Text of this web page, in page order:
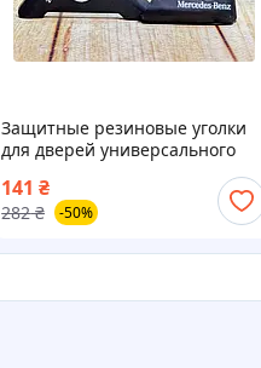
Защитные резиновые уголки
для дверей универсального
Mercedes-Benz и других марок
141 ₴
282 ₴ -50%